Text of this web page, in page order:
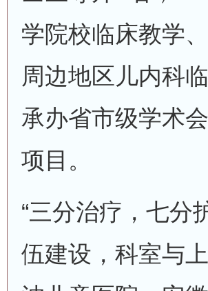
学院校临床教学
周边地区儿内科
承办省市级学术
项目。
“三分治疗，七分
伍建设，科室与